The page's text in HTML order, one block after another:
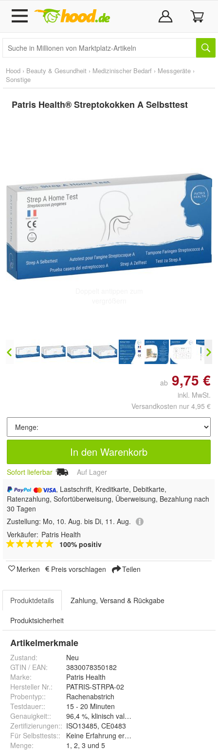
Hood › Beauty & Gesundheit › Medizinischer Bedarf › Messgeräte ›
Sonstige
Patris Health® Streptokokken A Selbsttest
ab 9,75 €
inkl. MwSt.
Versandkosten nur 4,95 €
In den Warenkorb
Sofort lieferbar
Auf Lager
, Lastschrift, Kreditkarte, Debitkarte,
Ratenzahlung, Sofortüberweisung, Überweisung, Bezahlung nach
30 Tagen
Zustellung: Mo, 10. Aug. bis Di, 11. Aug.
Verkäufer: Patris Health
100% positiv
Merken Preis vorschlagen Teilen
Produktdetails Zahlung, Versand & Rückgabe
Produktsicherheit
Artikelmerkmale
Zustand:
Neu
GTIN / EAN:
3830078350182
Marke:
Patris Health
Hersteller Nr.:
PATRIS-STRPA-02
Probentyp::
Rachenabstrich
Testdauer::
15 - 20 Minuten
Genauigkeit::
96,4 %, klinisch validiert.
Zertifizierungen:: ISO13485, CE0483
Für Selbsttests::
Keine Erfahrung erforderlich.
Menge: 1, 2, 3 und 5